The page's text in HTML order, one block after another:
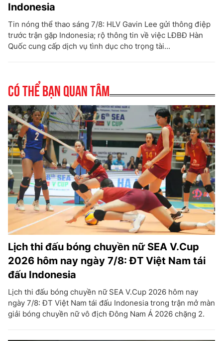
Indonesia
Tin nóng thể thao sáng 7/8: HLV Gavin Lee gửi thông điệp
trước trận gặp Indonesia; rộ thông tin về việc LĐBĐ Hàn
Quốc cung cấp dịch vụ tình dục cho trọng tài...
Có thể bạn quan tâm
Lịch thi đấu bóng chuyền nữ SEA V.Cup
2026 hôm nay ngày 7/8: ĐT Việt Nam tái
đấu Indonesia
Lịch thi đấu bóng chuyền nữ SEA V.Cup 2026 hôm nay
ngày 7/8: ĐT Việt Nam tái đấu Indonesia trong trận mở màn
giải bóng chuyền nữ vô địch Đông Nam Á 2026 chặng 2.